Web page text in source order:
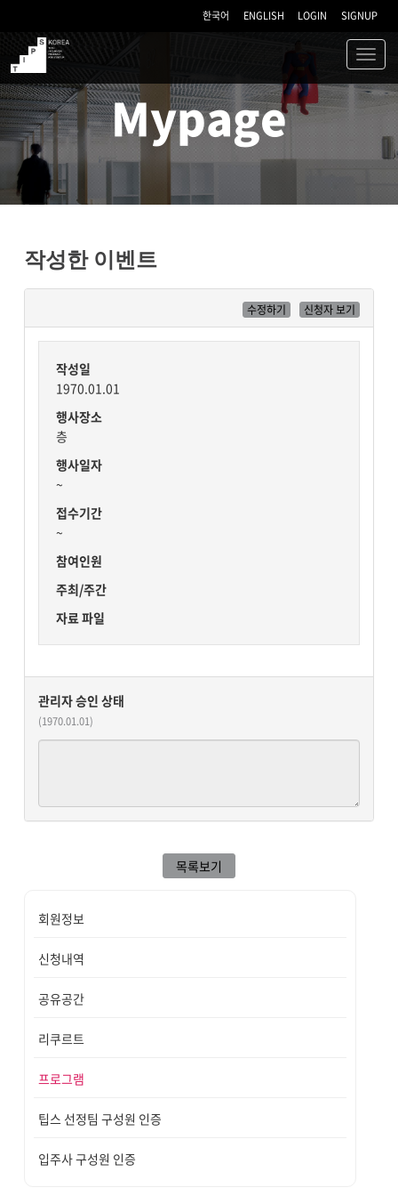
한국어 ENGLISH LOGIN SIGNUP
TIPS
Mypage
작성한 이벤트
수정하기 신청자 보기
작성일
1970.01.01
행사장소
층
행사일자
~
접수기간
~
참여인원
주최/주간
자료 파일
관리자 승인 상태
(1970.01.01)
목록보기
회원정보
신청내역
공유공간
리쿠르트
프로그램
팁스 선정팀 구성원 인증
입주사 구성원 인증